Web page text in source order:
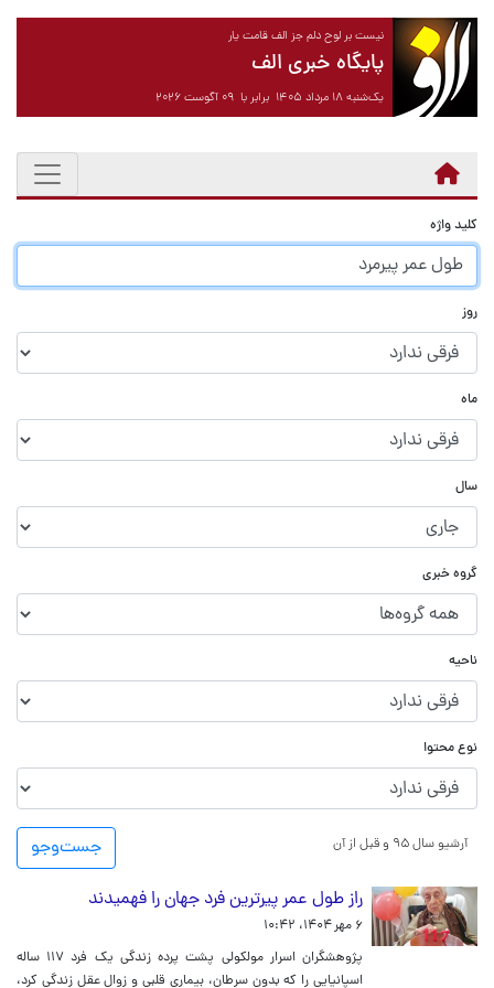
نیست بر لوح دلم جز الف قامت یار
پایگاه خبری الف
یک‌شنبه ۱۸ مرداد ۱۴۰۵ برابر با ۰۹ آگوست ۲۰۲۶
کلید واژه
روز
ماه
سال
گروه خبری
ناحیه
نوع محتوا
جست‌و‌جو آرشیو سال ۹۵ و قبل از آن
راز طول عمر پیرترین فرد جهان را فهمیدند
۶ مهر ۱۴۰۴، ۱۰:۴۲
پژوهشگران اسرار مولکولی پشت پرده زندگی یک فرد ۱۱۷ ساله
اسپانیایی را که بدون سرطان، بیماری قلبی و زوال عقل زندگی کرد،